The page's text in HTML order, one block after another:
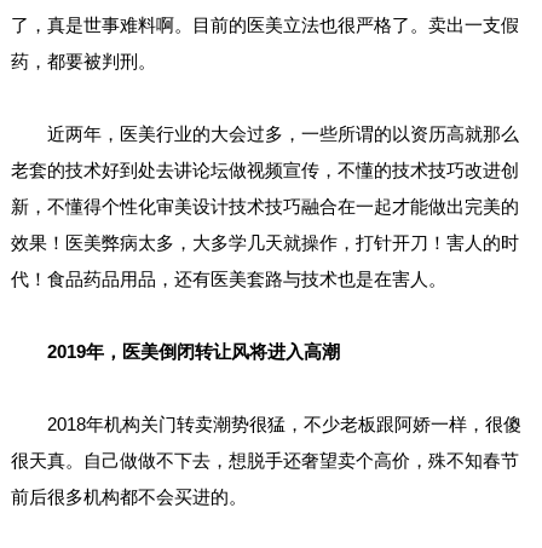
了，真是世事难料啊。目前的医美立法也很严格了。卖出一支假
药，都要被判刑。
近两年，医美行业的大会过多，一些所谓的以资历高就那么
老套的技术好到处去讲论坛做视频宣传，不懂的技术技巧改进创
新，不懂得个性化审美设计技术技巧融合在一起才能做出完美的
效果！医美弊病太多，大多学几天就操作，打针开刀！害人的时
代！食品药品用品，还有医美套路与技术也是在害人。
2019年，医美倒闭转让风将进入高潮
2018年机构关门转卖潮势很猛，不少老板跟阿娇一样，很傻
很天真。自己做做不下去，想脱手还奢望卖个高价，殊不知春节
前后很多机构都不会买进的。